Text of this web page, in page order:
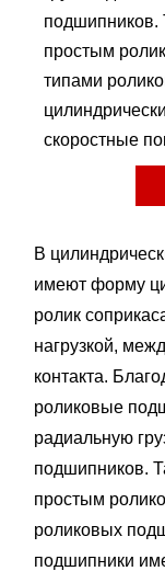
подшипников.
простым
типами
скоростные
В
имеют форму
ролик
нагрузкой,
контакта.
роликовые
радиальную
подшипников.
простым
роликовых
подшипники